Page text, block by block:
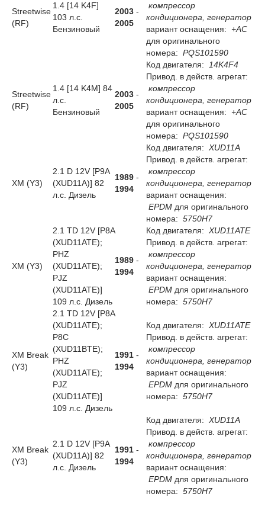
Streetwise
(RF)
1.4 [14 K4F]
103 л.с.
Бензиновый
2003 -
2005
компрессор
кондиционера, генератор
вариант оснащения: +AC
для оригинального
номера: PQS101590
Streetwise
(RF)
1.4 [14 K4M] 84
л.с.
Бензиновый
2003 -
2005
Код двигателя:
14K4F4
Привод. в действ. агрегат:
компрессор
кондиционера, генератор
вариант оснащения: +AC
для оригинального
номера: PQS101590
XM (Y3)
2.1 D 12V [P9A
(XUD11A)] 82
л.с. Дизель
1989 -
1994
Код двигателя:
XUD11A
Привод. в действ. агрегат:
компрессор
кондиционера, генератор
вариант оснащения:
EPDM для оригинального
номера: 5750H7
XM (Y3)
2.1 TD 12V [P8A
(XUD11ATE);
PHZ
(XUD11ATE);
PJZ
(XUD11ATE)]
109 л.с. Дизель
1989 -
1994
Код двигателя:
XUD11ATE
Привод. в действ. агрегат:
компрессор
кондиционера, генератор
вариант оснащения:
EPDM для оригинального
номера: 5750H7
XM Break
(Y3)
2.1 TD 12V [P8A
(XUD11ATE);
P8C
(XUD11BTE);
PHZ
(XUD11ATE);
PJZ
(XUD11ATE)]
109 л.с. Дизель
1991 -
1994
Код двигателя:
XUD11ATE
Привод. в действ. агрегат:
компрессор
кондиционера, генератор
вариант оснащения:
EPDM для оригинального
номера: 5750H7
XM Break
(Y3)
2.1 D 12V [P9A
(XUD11A)] 82
л.с. Дизель
1991 -
1994
Код двигателя:
XUD11A
Привод. в действ. агрегат:
компрессор
кондиционера, генератор
вариант оснащения:
EPDM для оригинального
номера: 5750H7